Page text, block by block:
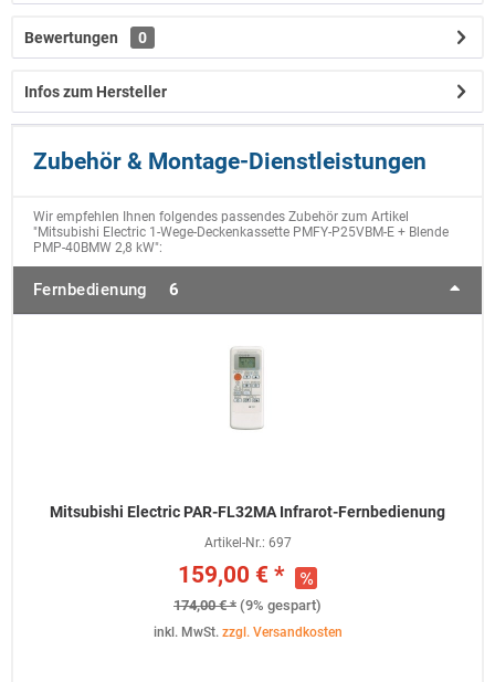
Bewertungen 0
Infos zum Hersteller
Zubehör & Montage-Dienstleistungen
Wir empfehlen Ihnen folgendes passendes Zubehör zum Artikel
"Mitsubishi Electric 1-Wege-Deckenkassette PMFY-P25VBM-E + Blende
PMP-40BMW 2,8 kW":
Fernbedienung 6
Mitsubishi Electric PAR-FL32MA Infrarot-Fernbedienung
Artikel-Nr.: 697
159,00 € *
174,00 € * (9% gespart)
inkl. MwSt. zzgl. Versandkosten